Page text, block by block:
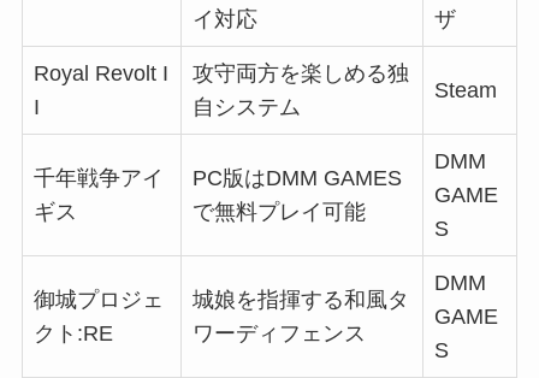
イ対応
ザ
Royal Revolt I
I
攻守両方を楽しめる独
自システム
Steam
千年戦争アイ
ギス
PC版はDMM GAMES
で無料プレイ可能
DMM
GAME
S
御城プロジェ
クト:RE
城娘を指揮する和風タ
ワーディフェンス
DMM
GAME
S